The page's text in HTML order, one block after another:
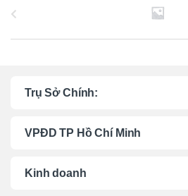
Trụ Sở Chính:
VPĐD TP Hồ Chí Minh
Kinh doanh